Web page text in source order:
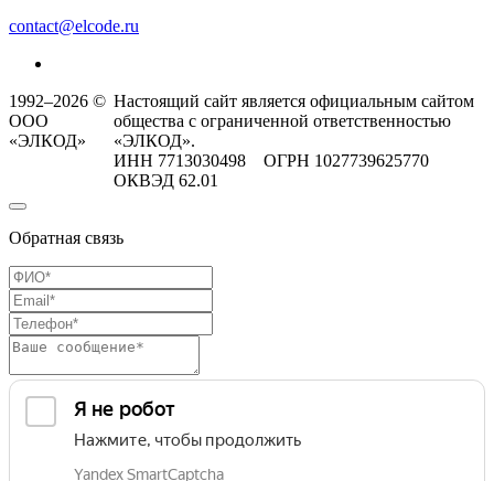
contact@elcode.ru
1992–2026 ©
ООО
«ЭЛКОД»
Настоящий сайт является официальным сайтом
общества с ограниченной ответственностью
«ЭЛКОД».
ИНН 7713030498 ОГРН 1027739625770
ОКВЭД 62.01
Обратная связь